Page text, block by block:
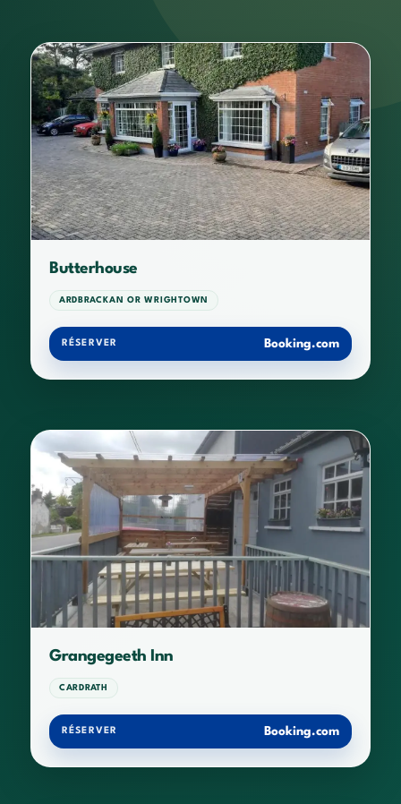
Butterhouse
ARDBRACKAN OR WRIGHTOWN
RÉSERVER Booking.com
Grangegeeth Inn
CARDRATH
RÉSERVER Booking.com